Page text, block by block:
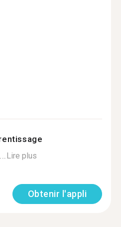
Lire plus
Obtenir l'appli